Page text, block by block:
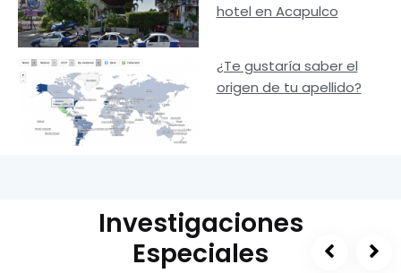
hotel en Acapulco
¿Te gustaría saber el
origen de tu apellido?
Investigaciones
Especiales